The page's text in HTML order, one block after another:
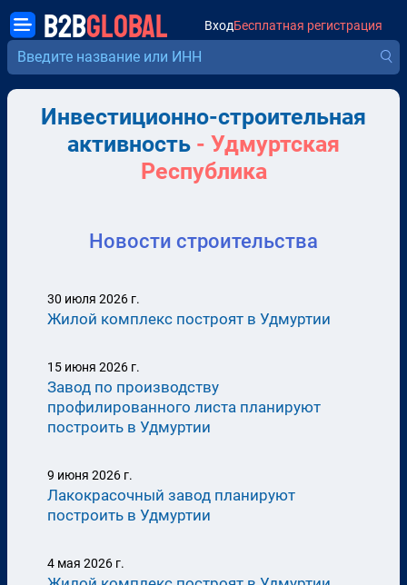
B2BGLOBAL ВходБесплатная регистрация
Инвестиционно-строительная
активность - Удмуртская
Республика
Новости строительства
30 июля 2026 г.
Жилой комплекс построят в Удмуртии
15 июня 2026 г.
Завод по производству
профилированного листа планируют
построить в Удмуртии
9 июня 2026 г.
Лакокрасочный завод планируют
построить в Удмуртии
4 мая 2026 г.